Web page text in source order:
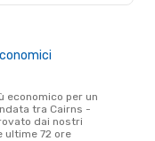
tra Cairns -
dai nostri
ultime 72 ore